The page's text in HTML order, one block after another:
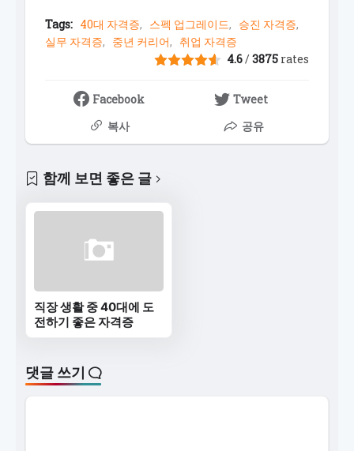
Tags: 40대 자격증 스펙 업그레이드
승진 자격증
실무 자격증
중년 커리어
취업 자격증
4.6/3875 rates
Facebook
Tweet
복사
공유
함께 보면 좋은 글
직장 생활 중 40대에 도
전하기 좋은 자격증
댓글 쓰기